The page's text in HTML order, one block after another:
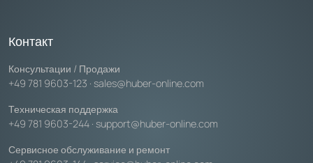
Контакт
Консультации / Продажи
+49 781 9603-123 · sales@huber-online.com
Техническая поддержка
+49 781 9603-244 · support@huber-online.com
Сервисное обслуживание и ремонт